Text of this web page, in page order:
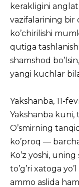
kerakligini
vazifalarining bir
ko’chirilishi
qutiga
shamshod
yangi kuchlar
Yakshanba, 11-
Yakshanba kuni,
O’smirning
ko’proq —
Ko’z yoshi,
to’g’ri xatoga
ammo aslida